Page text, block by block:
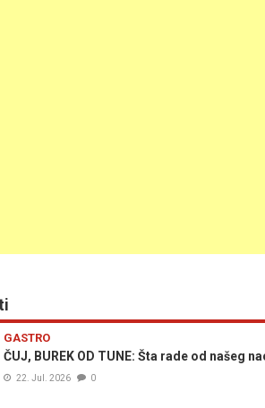
GASTRO
ČUJ, BUREK OD TUNE: Šta rade od našeg
22. Jul. 2026 0